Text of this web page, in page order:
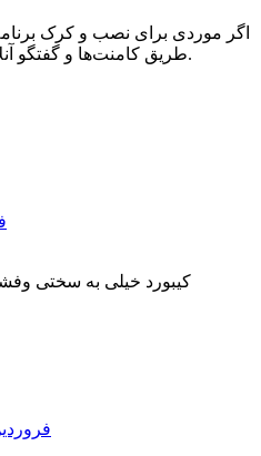
اگر موردی برای نصب و کرک برنامه
طریق کامنت‌ها و گفتگو آنلاین در ارتباط باشید.
کیبورد خیلی به سختی
۲۳ فروردین ۱۴۰۴ -